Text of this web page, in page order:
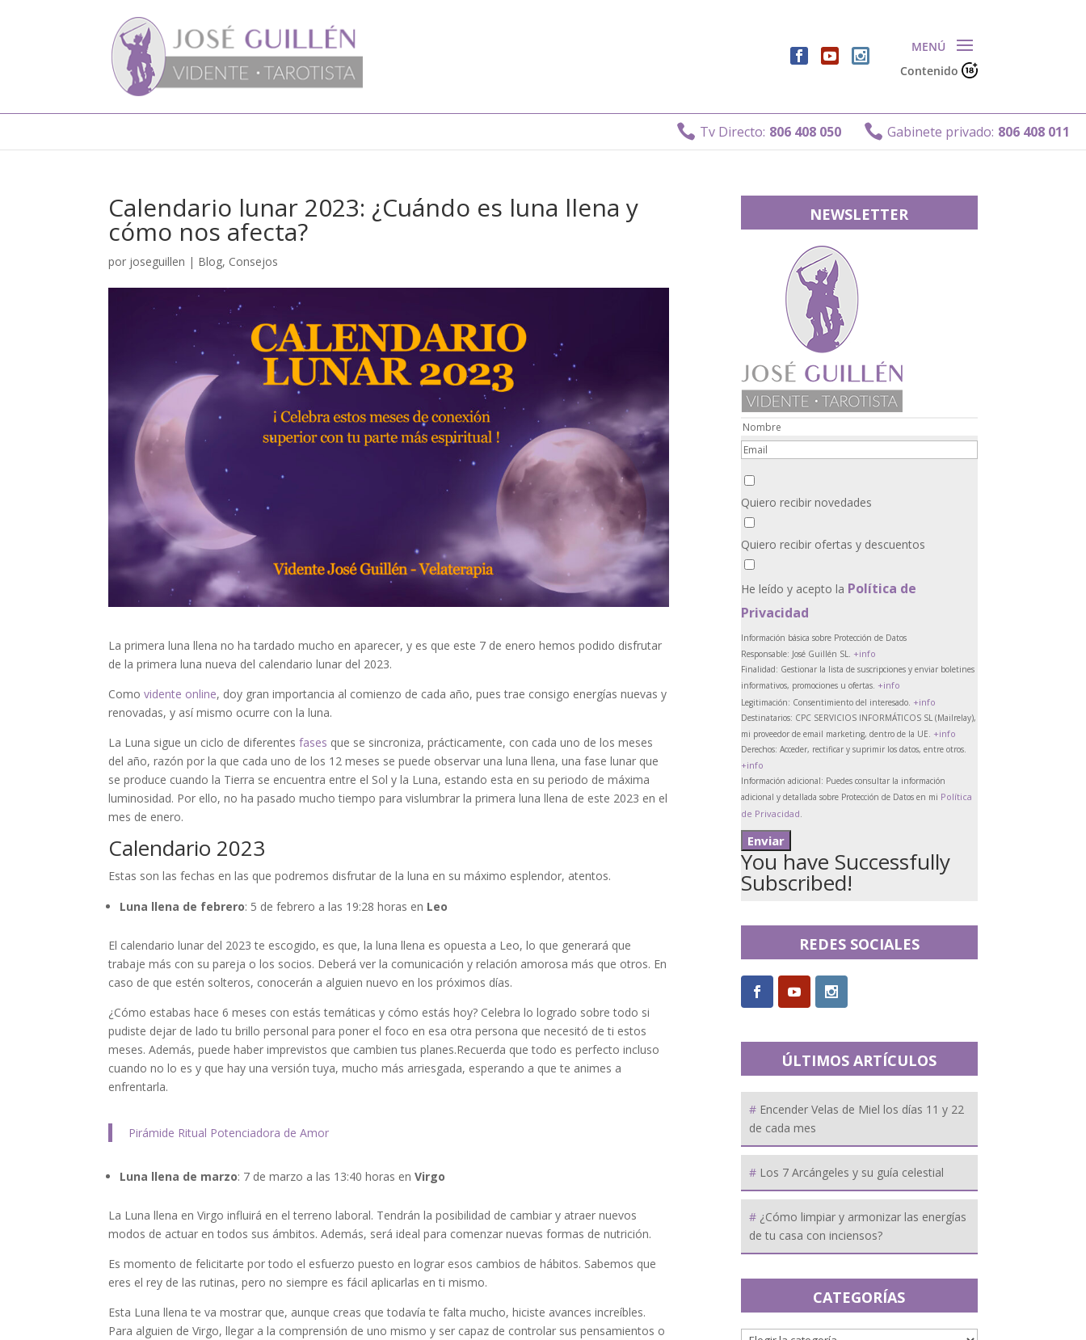
Contenido
Tv Directo: 806 408 050  Gabinete privado: 806 408 011
Calendario lunar 2023: ¿Cuándo es luna llena y
cómo nos afecta?
por joseguillen | Blog, Consejos
La primera luna llena no ha tardado mucho en aparecer, y es que este 7 de enero hemos podido disfrutar
de la primera luna nueva del calendario lunar del 2023.
Comovidente online, doy gran importancia al comienzo de cada año, pues trae consigo energías nuevas y
renovadas, y así mismo ocurre con la luna.
La Luna sigue un ciclo de diferentesfases que se sincroniza, prácticamente, con cada uno de los meses
del año, razón por la que cada uno de los 12 meses se puede observar una luna llena, una fase lunar que
se produce cuando la Tierra se encuentra entre el Sol y la Luna, estando esta en su periodo de máxima
luminosidad. Por ello, no ha pasado mucho tiempo para vislumbrar la primera luna llena de este 2023 en el
mes de enero.
Calendario 2023
Estas son las fechas en las que podremos disfrutar de la luna en su máximo esplendor, atentos.
Luna llena de febrero: 5 de febrero a las 19:28 horas en Leo
El calendario lunar del 2023 te escogido, es que, la luna llena es opuesta a Leo, lo que generará que
trabaje más con su pareja o los socios. Deberá ver la comunicación y relación amorosa más que otros. En
caso de que estén solteros, conocerán a alguien nuevo en los próximos días.
¿Cómo estabas hace 6 meses con estás temáticas y cómo estás hoy? Celebra lo logrado sobre todo si
pudiste dejar de lado tu brillo personal para poner el foco en esa otra persona que necesitó de ti estos
meses. Además, puede haber imprevistos que cambien tus planes.Recuerda que todo es perfecto incluso
cuando no lo es y que hay una versión tuya, mucho más arriesgada, esperando a que te animes a
enfrentarla.
Pirámide Ritual Potenciadora de Amor
Luna llena de marzo: 7 de marzo a las 13:40 horas en Virgo
La Luna llena en Virgo influirá en el terreno laboral. Tendrán la posibilidad de cambiar y atraer nuevos
modos de actuar en todos sus ámbitos. Además, será ideal para comenzar nuevas formas de nutrición.
Es momento de felicitarte por todo el esfuerzo puesto en lograr esos cambios de hábitos. Sabemos que
eres el rey de las rutinas, pero no siempre es fácil aplicarlas en ti mismo.
Esta Luna llena te va mostrar que, aunque creas que todavía te falta mucho, hiciste avances increíbles.
Para alguien de Virgo, llegar a la comprensión de uno mismo y ser capaz de controlar sus pensamientos o
NEWSLETTER
Quiero recibir novedades
Quiero recibir ofertas y descuentos
He leído y acepto la Política de
Privacidad
Información básica sobre Protección de Datos
Responsable: José Guillén SL. +info
Finalidad: Gestionar la lista de suscripciones y enviar boletines
informativos, promociones u ofertas. +info
Legitimación: Consentimiento del interesado. +info
Destinatarios: CPC SERVICIOS INFORMÁTICOS SL (Mailrelay),
mi proveedor de email marketing, dentro de la UE. +info
Derechos: Acceder, rectificar y suprimir los datos, entre otros.
+info
Información adicional: Puedes consultar la información
adicional y detallada sobre Protección de Datos en mi Política
de Privacidad.
You have Successfully
Subscribed!
REDES SOCIALES
ÚLTIMOS ARTÍCULOS
Encender Velas de Miel los días 11 y 22
de cada mes
Los 7 Arcángeles y su guía celestial
¿Cómo limpiar y armonizar las energías
de tu casa con inciensos?
CATEGORÍAS